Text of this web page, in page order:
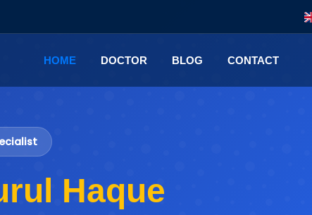
HOME DOCTOR BLOG CONTACT
Haque